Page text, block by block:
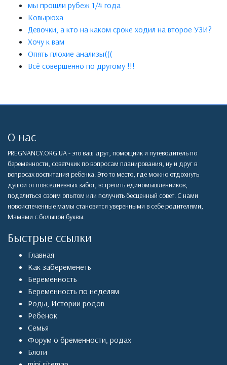
мы прошли рубеж 1/4 года
Ковырюха
Девочки, а кто на каком сроке ходил на второе УЗИ?
Хочу к вам
Опять плохие анализы(((
Всё совершенно по другому !!!
О нас
PREGNANCY.ORG.UA - это ваш друг, помощник и путеводитель по
беременности, советчкик по вопросам планирования, ну и друг в
вопросах воспитания ребенка. Это то место, где можно отдохнуть
душой от повседневных забот, встретить единомышленников,
поделиться своим опытом или получить бесценный совет. С нами
новоиспеченные мамы становятся уверенными в себе родителями,
Мамами с большой буквы.
Быстрые ссылки
Главная
Как забеременеть
Беременность
Беременность по неделям
Роды, Истории родов
Ребенок
Семья
Форум о бременности, родах
Блоги